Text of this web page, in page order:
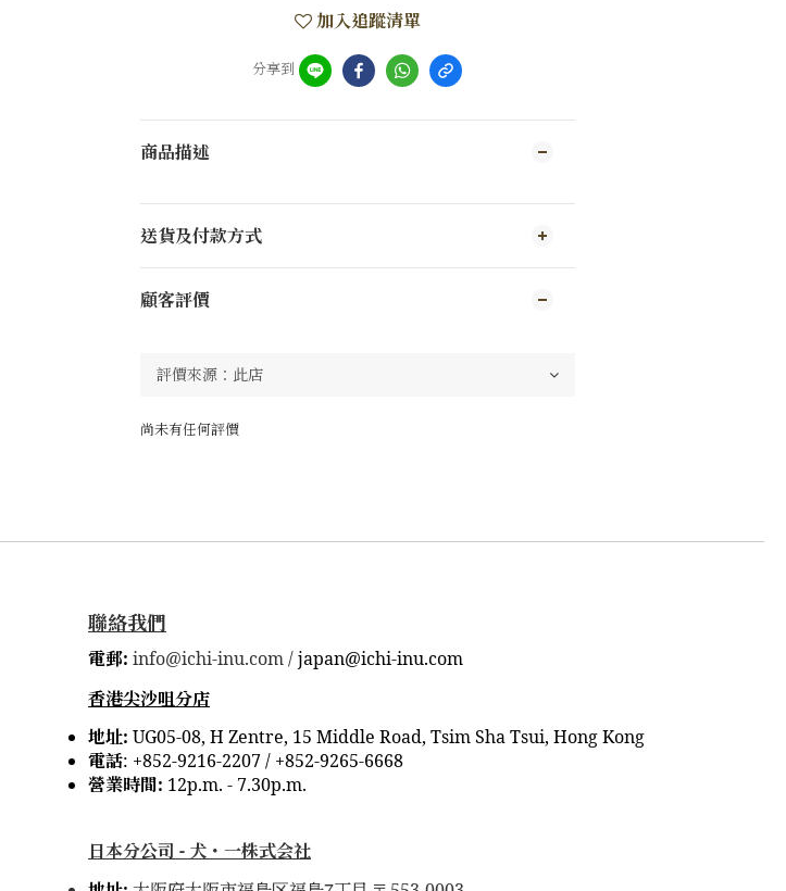
加入追蹤清單
分享到
商品描述
送貨及付款方式
顧客評價
尚未有任何評價
聯絡我們
電郵: info@ichi-inu.com /japan@ichi-inu.com
香港尖沙咀分店
地址: UG05-08, H Zentre, 15 Middle Road, Tsim Sha Tsui, Hong Kong
電話: +852-9216-2207 / +852-9265-6668
營業時間: 12p.m. - 7.30p.m.
日本分公司 - 犬・一株式会社